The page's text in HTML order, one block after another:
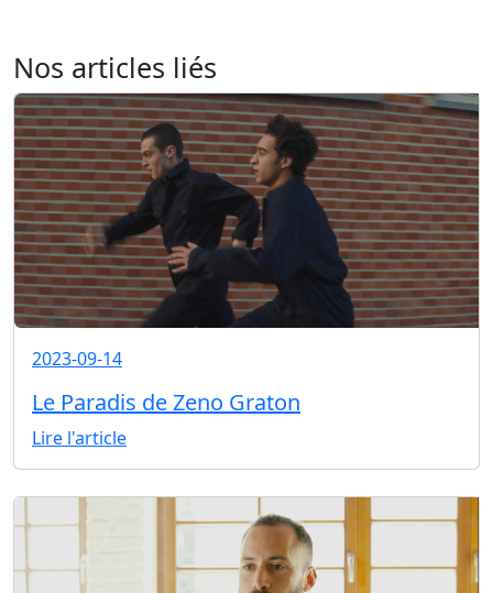
Nos articles liés
2023-09-14
Le Paradis de Zeno Graton
Lire l'article